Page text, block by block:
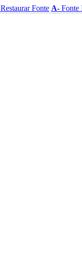
Restaurar Fonte A- Fonte